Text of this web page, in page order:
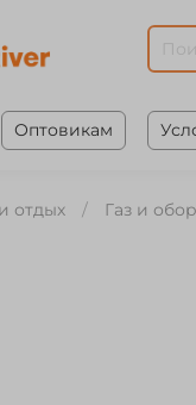
Оптовикам
отдых Газ и